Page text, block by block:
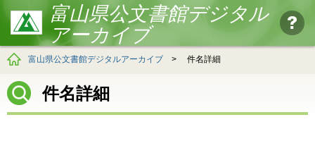
富山県公文書館デジタル
アーカイブ
富山県公文書館デジタルアーカイブ > 件名詳細
件名詳細